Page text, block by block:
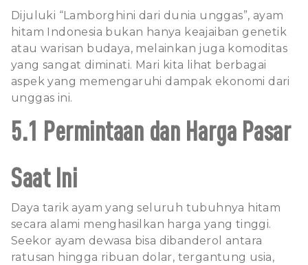
Dijuluki “Lamborghini dari dunia unggas”, ayam
hitam Indonesia bukan hanya keajaiban genetik
atau warisan budaya, melainkan juga komoditas
yang sangat diminati. Mari kita lihat berbagai
aspek yang memengaruhi dampak ekonomi dari
unggas ini.
5.1 Permintaan dan Harga Pasar
Saat Ini
Daya tarik ayam yang seluruh tubuhnya hitam
secara alami menghasilkan harga yang tinggi.
Seekor ayam dewasa bisa dibanderol antara
ratusan hingga ribuan dolar, tergantung usia,